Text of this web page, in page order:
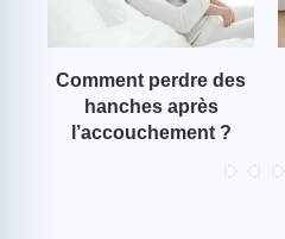
Comment perdre des
hanches après
l’accouchement ?